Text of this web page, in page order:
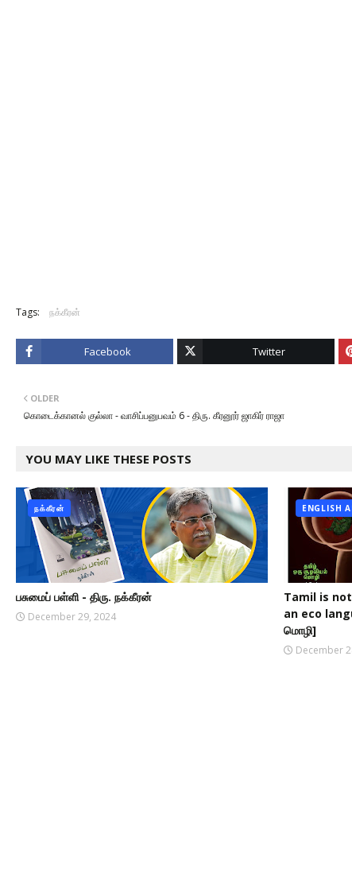
Tags: நக்கீரன்
Facebook Twitter
OLDER
கொடைக்கானல் குல்லா - வாசிப்பனுபவம் 6 - திரு. கீரனூர் ஜாகிர் ராஜா
YOU MAY LIKE THESE POSTS
நக்கீரன்
பசுமைப் பள்ளி - திரு. நக்கீரன்
December 29, 2024
ENGLISH
Tamil is
an eco
மொழி]
December